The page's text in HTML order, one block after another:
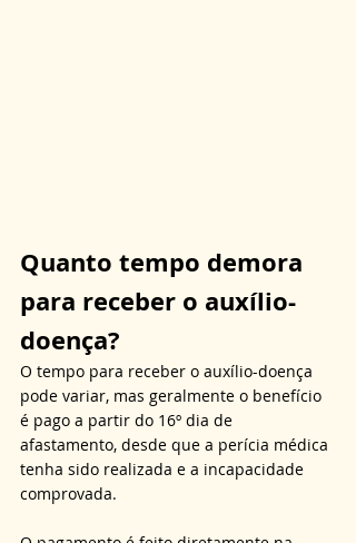
Quanto tempo demora
para receber o auxílio-
doença?
O tempo para receber o auxílio-doença
pode variar, mas geralmente o benefício
é pago a partir do 16º dia de
afastamento, desde que a perícia médica
tenha sido realizada e a incapacidade
comprovada.